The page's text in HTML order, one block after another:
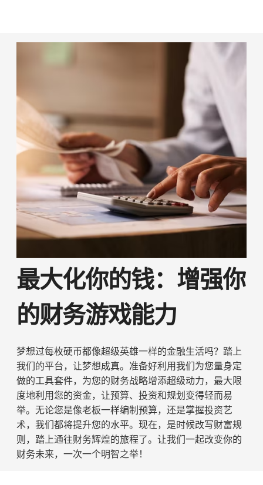
最大化你的钱：增强你
的财务游戏能力
梦想过每枚硬币都像超级英雄一样的金融生活吗？踏上
我们的平台，让梦想成真。准备好利用我们为您量身定
做的工具套件，为您的财务战略增添超级动力，最大限
度地利用您的资金，让预算、投资和规划变得轻而易
举。无论您是像老板一样编制预算，还是掌握投资艺
术，我们都将提升您的水平。现在，是时候改写财富规
则，踏上通往财务辉煌的旅程了。让我们一起改变你的
财务未来，一次一个明智之举！